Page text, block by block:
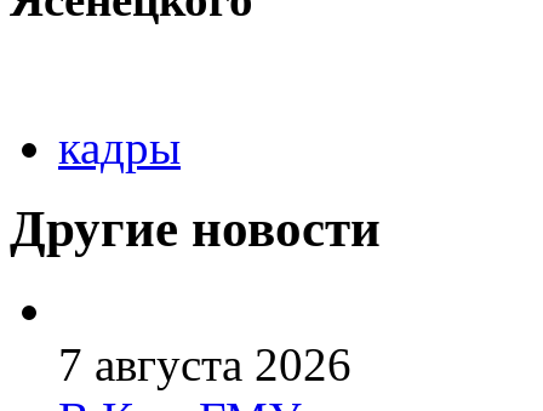
кадры
Другие новости
7 августа 2026